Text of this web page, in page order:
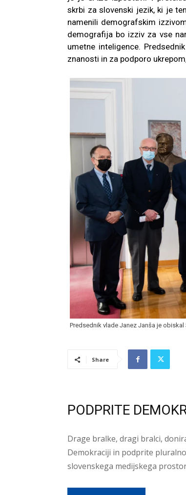
skrbi za slovenski jezik, ki je
namenili demografskim
demografija bo izziv za vse
umetne inteligence.
znanosti in za podporo
Predsednik vlade Janez Janša je
Share
PODPRITE
Drage bralke, dragi bralci,
Demokraciji in podprite
slovenskega medijskega